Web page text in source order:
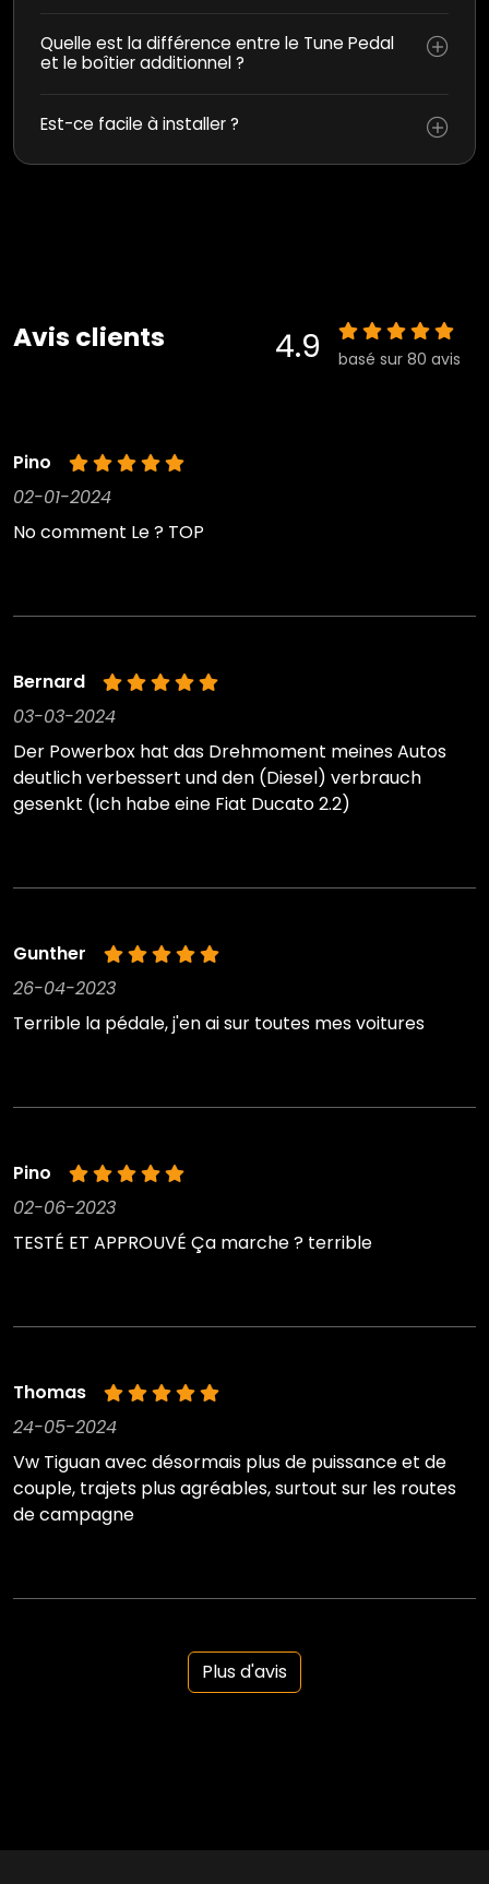
Quelle est la différence entre le Tune Pedal
et le boîtier additionnel ?
Est-ce facile à installer ?
Avis clients 4.9 basé sur 80 avis
Pino
02-01-2024
No comment Le ? TOP
Bernard
03-03-2024
Der Powerbox hat das Drehmoment meines Autos
deutlich verbessert und den (Diesel) verbrauch
gesenkt (Ich habe eine Fiat Ducato 2.2)
Gunther
26-04-2023
Terrible la pédale, j'en ai sur toutes mes voitures
Pino
02-06-2023
TESTÉ ET APPROUVÉ Ça marche ? terrible
Thomas
24-05-2024
Vw Tiguan avec désormais plus de puissance et de
couple, trajets plus agréables, surtout sur les routes
de campagne
Plus d'avis